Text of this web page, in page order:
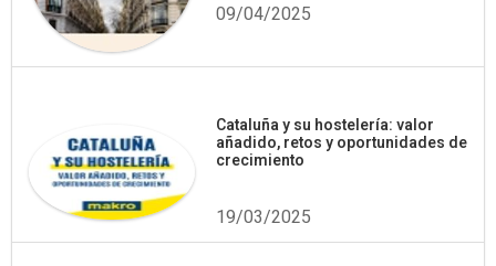
09/04/2025
Cataluña y su hostelería: valor
añadido, retos y oportunidades de
crecimiento
19/03/2025